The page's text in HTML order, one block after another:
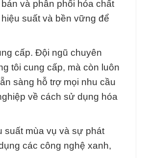
và phân phối hóa chất
suất và bền vững để
cấp. Đội ngũ chuyên
tôi cung cấp, mà còn luôn
sàng hỗ trợ mọi nhu cầu
về cách sử dụng hóa
suất mùa vụ và sự phát
các công nghệ xanh,